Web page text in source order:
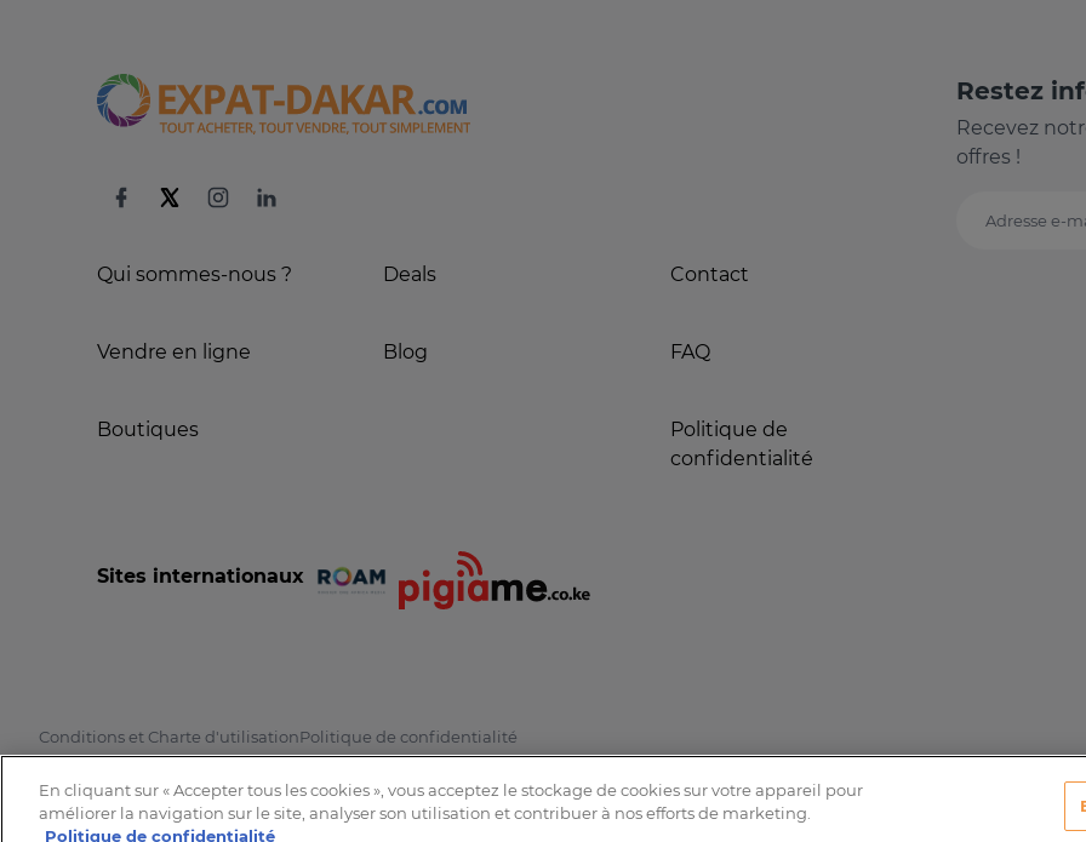
Qui sommes-nous ?
Vendre en ligne
Boutiques
Deals
Blog
Contact
FAQ
Politique de
confidentialité
Restez
Recevez
offres !
Adresse e-
Sites internationaux
Conditions et Charte d'utilisationPolitique de confidentialité
En cliquant sur « Accepter tous les cookies », vous acceptez le stockage de cookies sur votre appareil pour
améliorer la navigation sur le site, analyser son utilisation et contribuer à nos efforts de marketing.
Politique de confidentialité